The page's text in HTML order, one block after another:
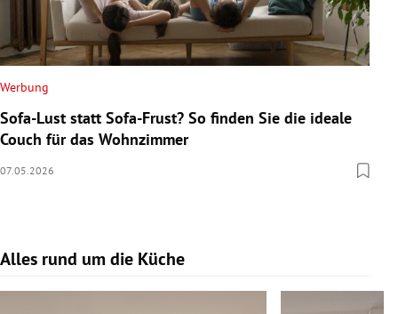
Werbung
Sofa-Lust statt Sofa-Frust? So finden Sie die ideale
Couch für das Wohnzimmer
07.05.2026
Alles rund um die Küche
Slide 1 von 17